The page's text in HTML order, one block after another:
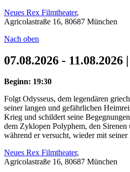
Neues Rex Filmtheater,
Agricolastraße 16, 80687 München
Nach oben
07.08.2026 -
Beginn: 19:30
Folgt Odysseus, dem legendären
seiner langen und gefährlichen
Krieg und schildert seine
dem Zyklopen Polyphem, den
während er versucht, wieder mit seiner
Neues Rex Filmtheater,
Agricolastraße 16, 80687 München